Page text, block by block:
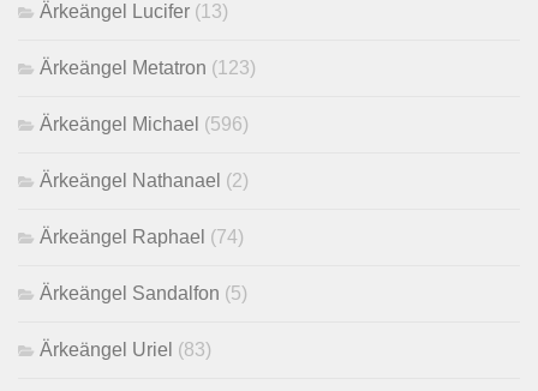
Ärkeängel Lucifer (13)
Ärkeängel Metatron (123)
Ärkeängel Michael (596)
Ärkeängel Nathanael (2)
Ärkeängel Raphael (74)
Ärkeängel Sandalfon (5)
Ärkeängel Uriel (83)